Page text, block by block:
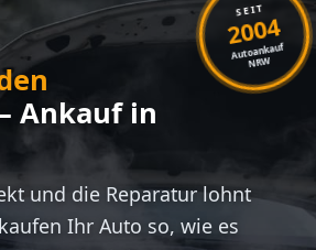
SEIT
2004
Autoankauf
NRW
Ankauf in
und die Reparatur lohnt
Ihr Auto so, wie es